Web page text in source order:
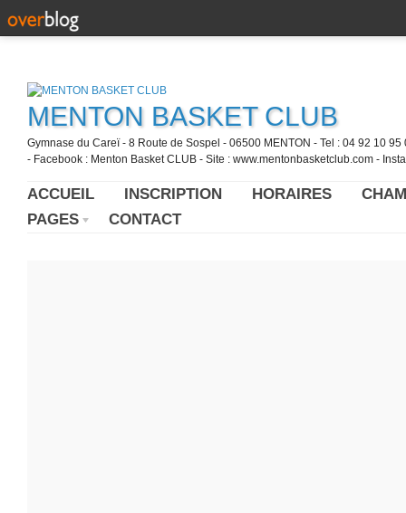
MENTON BASKET CLUB
Gymnase du Careï - 8 Route de Sospel - 06500 MENTON - Tel : 04 92 10
- Facebook : Menton Basket CLUB - Site : www.mentonbasketclub.com -
ACCUEIL INSCRIPTION HORAIRES
PAGES
CONTACT